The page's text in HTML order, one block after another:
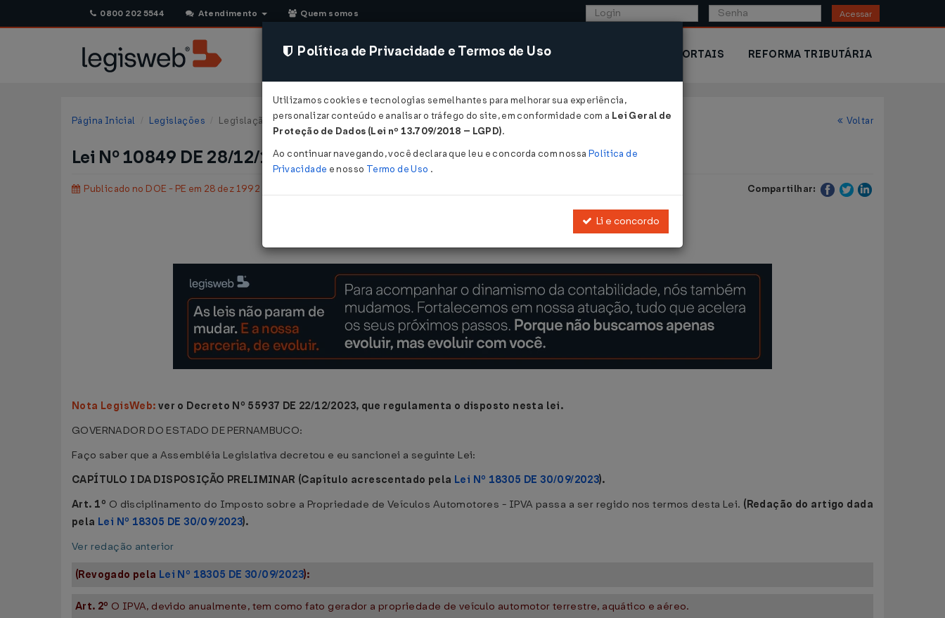
0800 202 5544 Atendimento Quem somos Acessar
CONSULTORIA SISTEMAS COMÉRCIO EXTERIOR PORTAIS REFORMA TRIBUTÁRIA
Página Inicial Legislações Legislação Estadual - Pernambuco Voltar
Lei Nº 10849 DE 28/12/1992
Publicado no DOE - PE em 28 dez 1992 Compartilhar:
Dispõe sobre o Imposto sobre a Propriedade de Veículos Automotores (IPVA).
Nota LegisWeb: ver o Decreto Nº 55937 DE 22/12/2023, que regulamenta o disposto nesta lei.
GOVERNADOR DO ESTADO DE PERNAMBUCO:
Faço saber que a Assembléia Legislativa decretou e eu sancionei a seguinte Lei:
CAPÍTULO I DA DISPOSIÇÃO PRELIMINAR (Capítulo acrescentado pela Lei Nº 18305 DE 30/09/2023).
Art. 1º O disciplinamento do Imposto sobre a Propriedade de Veículos Automotores - IPVA passa a ser regido nos termos desta Lei. (Redação do artigo dada
pela Lei Nº 18305 DE 30/09/2023).
Ver redação anterior
(Revogado pela Lei Nº 18305 DE 30/09/2023):
Art. 2º O IPVA, devido anualmente, tem como fato gerador a propriedade de veículo automotor terrestre, aquático e aéreo.
Política de Privacidade e Termos de Uso
Utilizamos cookies e tecnologias semelhantes para melhorar sua experiência,
personalizar conteúdo e analisar o tráfego do site, em conformidade com a Lei Geral de
Proteção de Dados (Lei nº 13.709/2018 – LGPD).
Ao continuar navegando, você declara que leu e concorda com nossa Política de
Privacidade e nosso Termo de Uso .
Li e concordo